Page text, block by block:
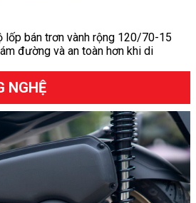
lốp bán trơn vành rộng 120/70-15
đường và an toàn hơn khi di
NGHỆ